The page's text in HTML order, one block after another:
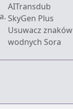
AITransdub
SkyGen Plus
Usuwacz znaków
wodnych Sora